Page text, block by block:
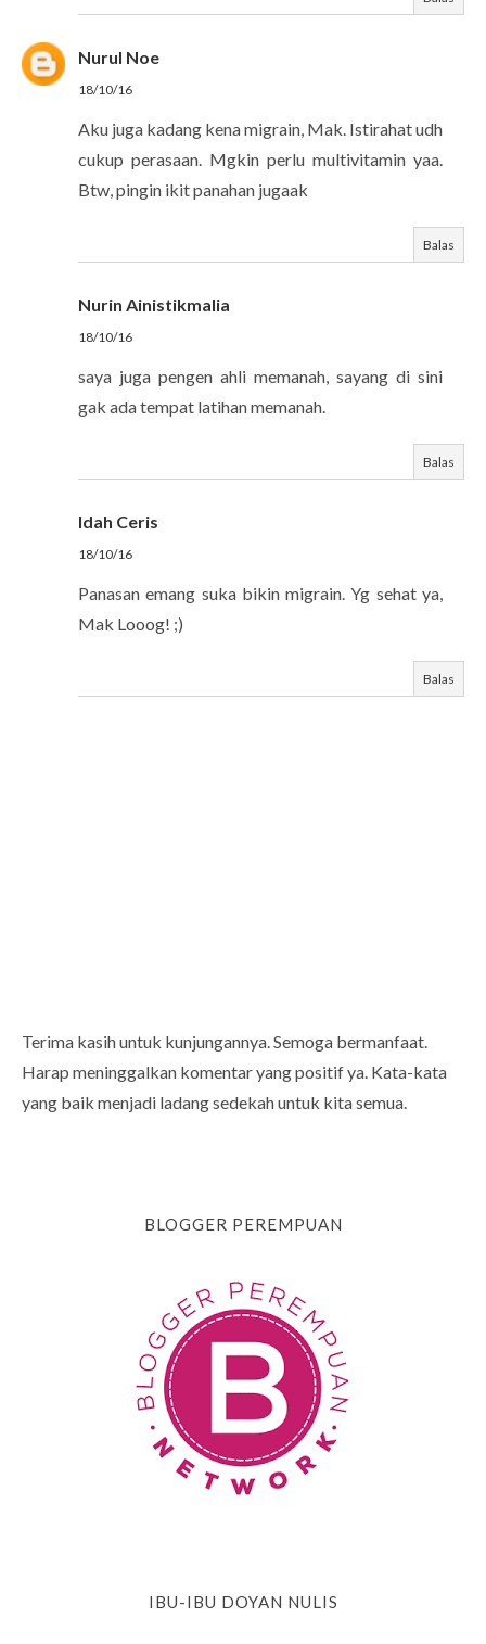
Nurul Noe
18/10/16
Aku juga kadang kena migrain, Mak. Istirahat udh
cukup perasaan. Mgkin perlu multivitamin yaa.
Btw, pingin ikit panahan jugaak
Balas
Nurin Ainistikmalia
18/10/16
saya juga pengen ahli memanah, sayang di sini
gak ada tempat latihan memanah.
Balas
Idah Ceris
18/10/16
Panasan emang suka bikin migrain. Yg sehat ya,
Mak Looog! ;)
Balas
Terima kasih untuk kunjungannya. Semoga bermanfaat.
Harap meninggalkan komentar yang positif ya. Kata-kata
yang baik menjadi ladang sedekah untuk kita semua.
BLOGGER PEREMPUAN
IBU-IBU DOYAN NULIS